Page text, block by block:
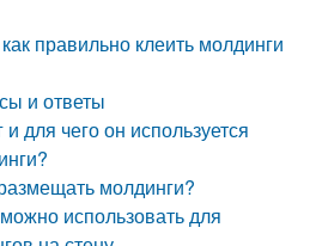
правильно клеить молдинги
и ответы
для чего он используется
молдинги?
использовать для